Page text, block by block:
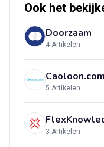
Ook het
Doorzaam
4 Artikelen
5 Artikelen
3 Artikelen
Alles
Doorzaam
Normering Arbeid